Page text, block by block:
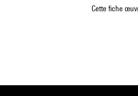
Cette fiche